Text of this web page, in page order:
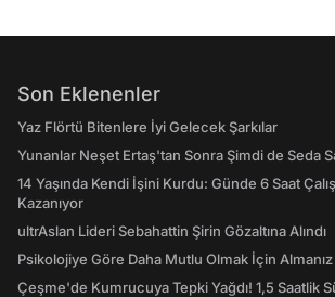
Son Eklenenler
Yaz Flörtü Bitenlere İyi Gelecek Şarkılar
Yunanlar Neşet Ertaş'tan Sonra Şimdi de Seda
14 Yaşında Kendi İşini Kurdu: Günde 6 Saat
Kazanıyor
ultrAslan Lideri Sebahattin Şirin Gözaltına Alındı
Psikolojiye Göre Daha Mutlu Olmak İçin
Çeşme'de Kumrucuya Tepki Yağdı! 1,5 Saatlik